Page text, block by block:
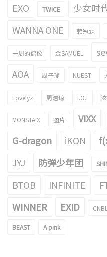
EXO TWICE 少女时
WANNA ONE 赖冠霖
一周的偶像 金SAMUEL
AOA 周子瑜 NUEST
Lovelyz 周洁琼 I.O.I
MONSTA X 图片 VIXX
G-dragon iKON
JYJ 防弹少年团
BTOB INFINITE
WINNER
EXID
BEAST A pink